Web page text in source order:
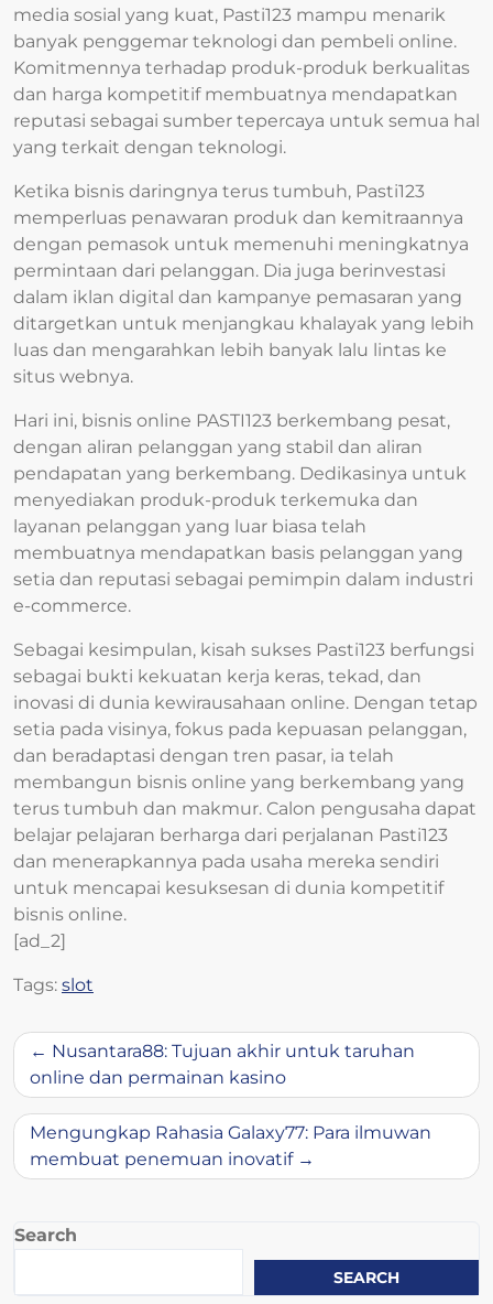
media sosial yang kuat, Pasti123 mampu menarik
banyak penggemar teknologi dan pembeli online.
Komitmennya terhadap produk-produk berkualitas
dan harga kompetitif membuatnya mendapatkan
reputasi sebagai sumber tepercaya untuk semua hal
yang terkait dengan teknologi.
Ketika bisnis daringnya terus tumbuh, Pasti123
memperluas penawaran produk dan kemitraannya
dengan pemasok untuk memenuhi meningkatnya
permintaan dari pelanggan. Dia juga berinvestasi
dalam iklan digital dan kampanye pemasaran yang
ditargetkan untuk menjangkau khalayak yang lebih
luas dan mengarahkan lebih banyak lalu lintas ke
situs webnya.
Hari ini, bisnis online PASTI123 berkembang pesat,
dengan aliran pelanggan yang stabil dan aliran
pendapatan yang berkembang. Dedikasinya untuk
menyediakan produk-produk terkemuka dan
layanan pelanggan yang luar biasa telah
membuatnya mendapatkan basis pelanggan yang
setia dan reputasi sebagai pemimpin dalam industri
e-commerce.
Sebagai kesimpulan, kisah sukses Pasti123 berfungsi
sebagai bukti kekuatan kerja keras, tekad, dan
inovasi di dunia kewirausahaan online. Dengan tetap
setia pada visinya, fokus pada kepuasan pelanggan,
dan beradaptasi dengan tren pasar, ia telah
membangun bisnis online yang berkembang yang
terus tumbuh dan makmur. Calon pengusaha dapat
belajar pelajaran berharga dari perjalanan Pasti123
dan menerapkannya pada usaha mereka sendiri
untuk mencapai kesuksesan di dunia kompetitif
bisnis online.
[ad_2]
Tags: slot
Post
navigation
Nusantara88: Tujuan akhir untuk taruhan
online dan permainan kasino
Mengungkap Rahasia Galaxy77: Para ilmuwan
membuat penemuan inovatif
Search
SEARCH